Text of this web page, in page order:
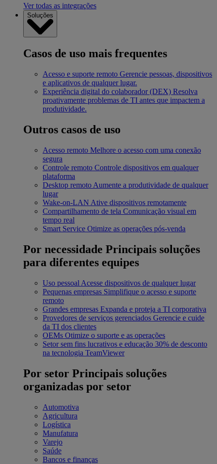
Ver todas as integrações
Soluções
Casos de uso mais frequentes
Acesso e suporte remoto Gerencie pessoas, dispositivos
e aplicativos de qualquer lugar.
Experiência digital do colaborador (DEX) Resolva
proativamente problemas de TI antes que impactem a
produtividade.
Outros casos de uso
Acesso remoto Melhore o acesso com uma conexão
segura
Controle remoto Controle dispositivos em qualquer
plataforma
Desktop remoto Aumente a produtividade de qualquer
lugar
Wake-on-LAN Ative dispositivos remotamente
Compartilhamento de tela Comunicação visual em
tempo real
Smart Service Otimize as operações pós-venda
Por necessidade Principais soluções
para diferentes equipes
Uso pessoal Acesse dispositivos de qualquer lugar
Pequenas empresas Simplifique o acesso e suporte
remoto
Grandes empresas Expanda e proteja a TI corporativa
Provedores de serviços gerenciados Gerencie e cuide
da TI dos clientes
OEMs Otimize o suporte e as operações
Setor sem fins lucrativos e educação 30% de desconto
na tecnologia TeamViewer
Por setor Principais soluções
organizadas por setor
Automotiva
Agricultura
Logística
Manufatura
Varejo
Saúde
Bancos e finanças